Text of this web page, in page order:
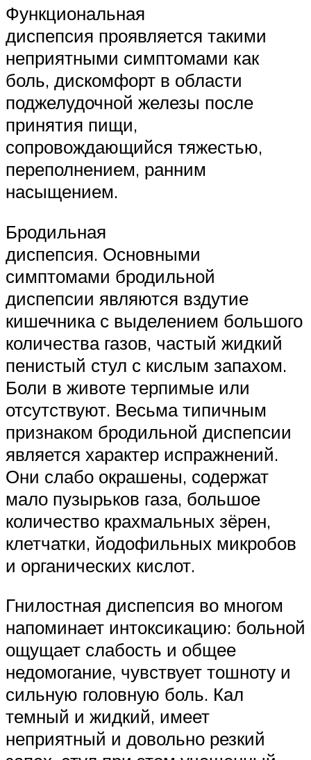
Функциональная
диспепсия проявляется такими
неприятными симптомами как
боль, дискомфорт в области
поджелудочной железы после
принятия пищи,
сопровождающийся тяжестью,
переполнением, ранним
насыщением.
Бродильная
диспепсия. Основными
симптомами бродильной
диспепсии являются вздутие
кишечника с выделением большого
количества газов, частый жидкий
пенистый стул с кислым запахом.
Боли в животе терпимые или
отсутствуют. Весьма типичным
признаком бродильной диспепсии
является характер испражнений.
Они слабо окрашены, содержат
мало пузырьков газа, большое
количество крахмальных зёрен,
клетчатки, йодофильных микробов
и органических кислот.
Гнилостная диспепсия во многом
напоминает интоксикацию: больной
ощущает слабость и общее
недомогание, чувствует тошноту и
сильную головную боль. Кал
темный и жидкий, имеет
неприятный и довольно резкий